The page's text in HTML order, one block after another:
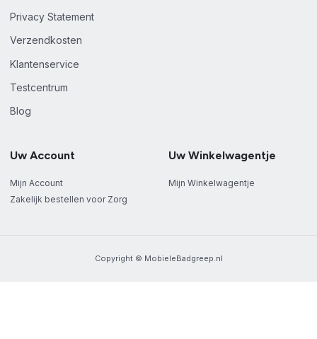
Privacy Statement
Verzendkosten
Klantenservice
Testcentrum
Blog
Uw Account
Mijn Account
Zakelijk bestellen voor Zorg
Uw Winkelwagentje
Mijn Winkelwagentje
Copyright © MobieleBadgreep.nl